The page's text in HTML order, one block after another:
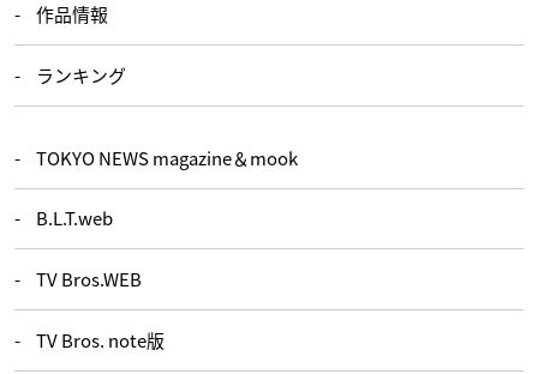
作品情報
ランキング
TOKYO NEWS magazine＆mook
B.L.T.web
TV Bros.WEB
TV Bros. note版